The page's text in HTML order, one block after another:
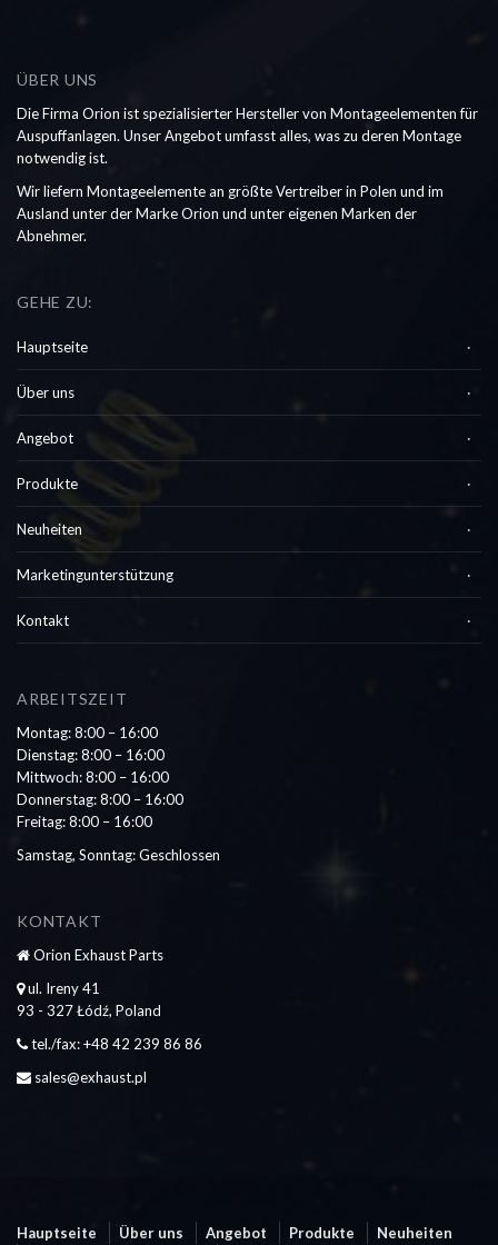
ÜBER UNS
Die Firma Orion ist spezialisierter Hersteller von Montageelementen für
Auspuffanlagen. Unser Angebot umfasst alles, was zu deren Montage
notwendig ist.
Wir liefern Montageelemente an größte Vertreiber in Polen und im
Ausland unter der Marke Orion und unter eigenen Marken der
Abnehmer.
GEHE ZU:
Hauptseite
Über uns
Angebot
Produkte
Neuheiten
Marketingunterstützung
Kontakt
ARBEITSZEIT
Montag: 8:00 – 16:00
Dienstag: 8:00 – 16:00
Mittwoch: 8:00 – 16:00
Donnerstag: 8:00 – 16:00
Freitag: 8:00 – 16:00
Samstag, Sonntag: Geschlossen
KONTAKT
Orion Exhaust Parts
ul. Ireny 41
93 - 327 Łódź, Poland
tel./fax: +48 42 239 86 86
sales@exhaust.pl
Hauptseite Über uns Angebot Produkte Neuheiten